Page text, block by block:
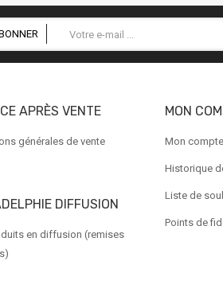
APRÈS VENTE
générales de vente
DIFFUSION
en diffusion (remises
MON
Mon compte
Historique
Liste de
Points de